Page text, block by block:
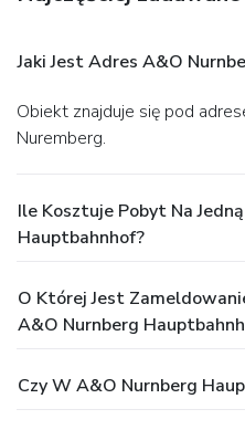
Jaki Jest Adres A&O
Obiekt znajduje się pod adresem Bahnhofstr. 13-15 w
Nuremberg.
Ile Kosztuje Pobyt Na
Hauptbahnhof?
O Której Jest
A&O Nurnberg
Czy W A&O Nurnberg